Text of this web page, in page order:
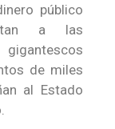
público
a las
de miles
al Estado